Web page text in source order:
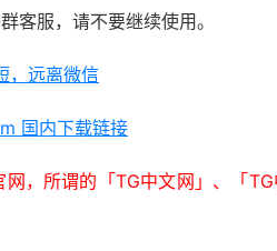
客服，请不要继续使用。
，远离微信
国内下载链接
，所谓的「TG中文网」、「